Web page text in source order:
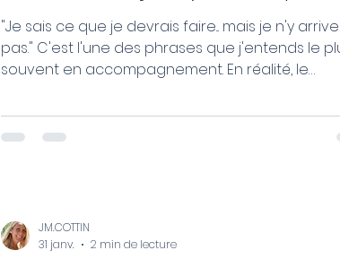
"Je sais ce que je devrais faire... mais je n'y arrive
pas." C'est l'une des phrases que j'entends le plus
souvent en accompagnement. En réalité, le
motivation ou de compétences. C'est souvent un
désalignement intérieur. Vous reconnaissez-vous
JM.COTTIN
31 janv.
2 min de lecture